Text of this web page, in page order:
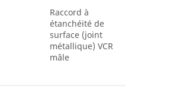
Raccord à
étanchéité de
surface (joint
métallique) VCR
mâle